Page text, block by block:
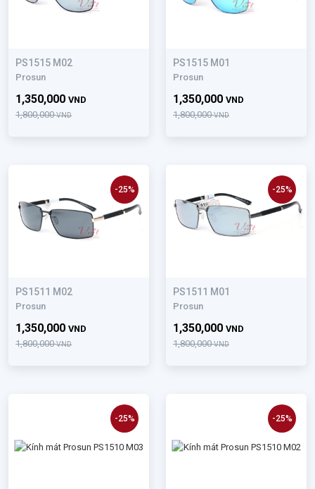
PS1515 M02
Prosun
1,800,000VND
1,350,000 VND
PS1515 M01
Prosun
1,800,000VND
1,350,000 VND
PS1511 M02
Prosun
1,800,000VND
1,350,000 VND
-25%
PS1511 M01
Prosun
1,800,000VND
1,350,000 VND
-25%
-25% -25%